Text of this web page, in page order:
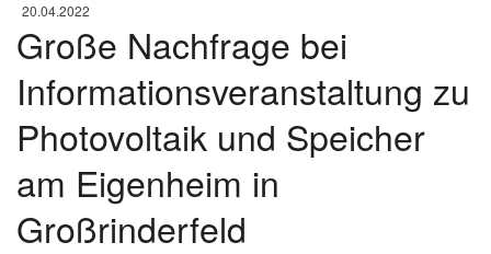
20.04.2022
Große Nachfrage bei
Informationsveranstaltung zu
Photovoltaik und Speicher
am Eigenheim in
Großrinderfeld